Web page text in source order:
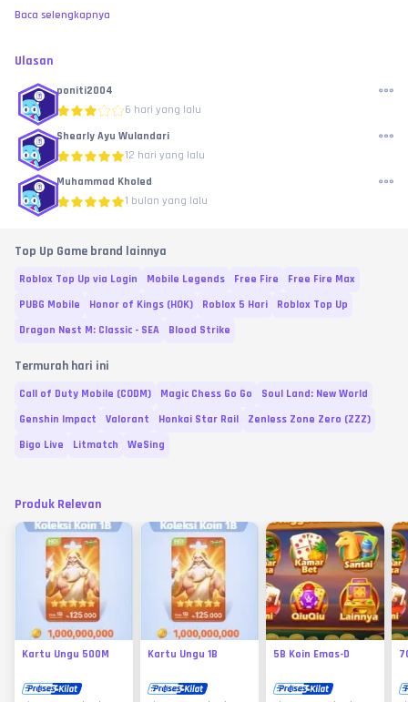
Baca selengkapnya
Ulasan
poniti2004
6 hari yang lalu
Shearly Ayu Wulandari
12 hari yang lalu
Muhammad Kholed
1 bulan yang lalu
Top Up Game brand lainnya
Roblox Top Up via Login Mobile Legends Free Fire
Free Fire Max
PUBG Mobile
Honor of Kings (HOK) Roblox 5 Hari
Roblox Top Up
Dragon Nest M: Classic - SEA
Blood Strike
Termurah hari ini
Call of Duty Mobile (CODM) Magic Chess Go Go
Soul Land: New World
Genshin Impact
Valorant Honkai Star Rail
Zenless Zone Zero (ZZZ)
Bigo Live
Litmatch WeSing
Produk Relevan
Kartu Ungu 500M Kartu Ungu 1B 5B Koin Emas-D